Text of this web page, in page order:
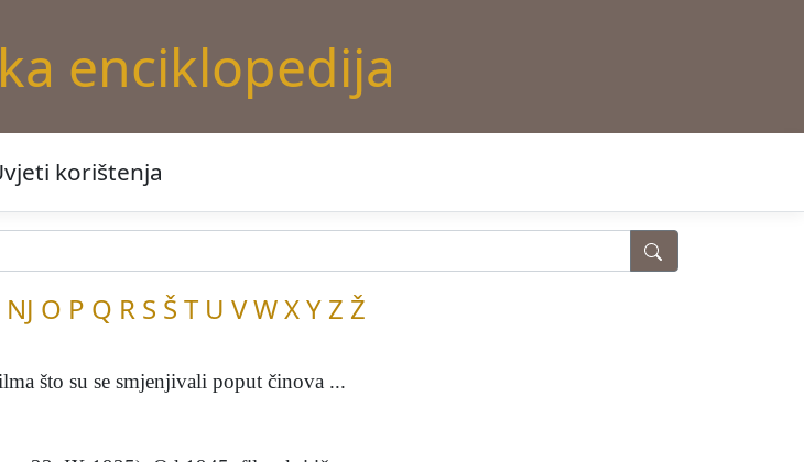
enciklopedija
korištenja
NJ O P Q R S Š T U VWXY Z Ž
što su se smjenjivali poput činova ...